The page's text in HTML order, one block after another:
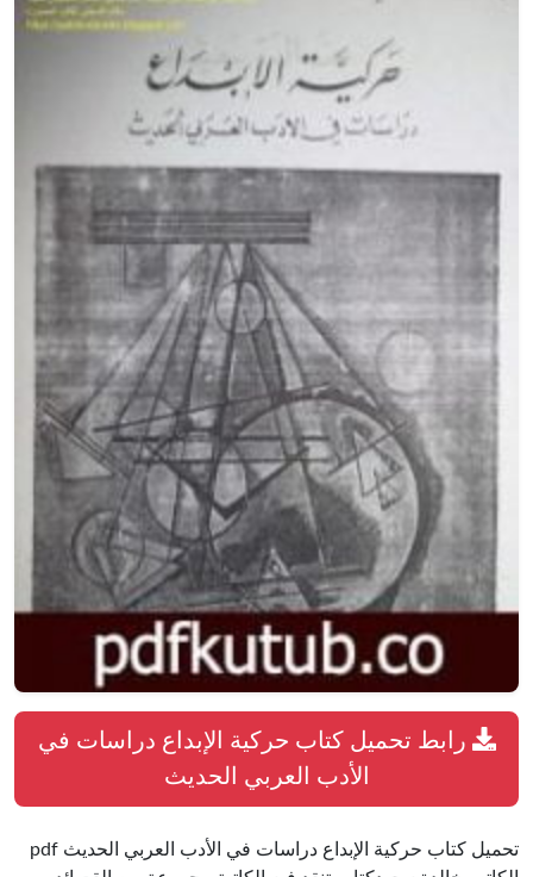
رابط تحميل كتاب حركية الإبداع دراسات في
الأدب العربي الحديث
تحميل كتاب حركية الإبداع دراسات في الأدب العربي الحديث pdf